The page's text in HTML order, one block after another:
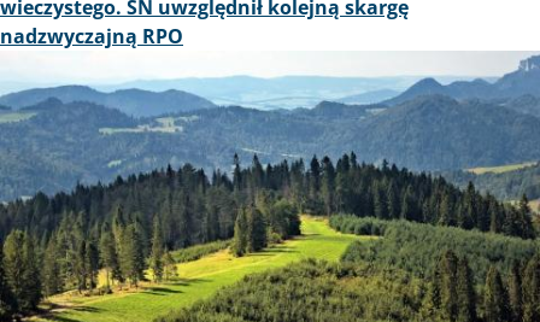
wieczystego. SN uwzględnił kolejną skargę
nadzwyczajną RPO
Obraz